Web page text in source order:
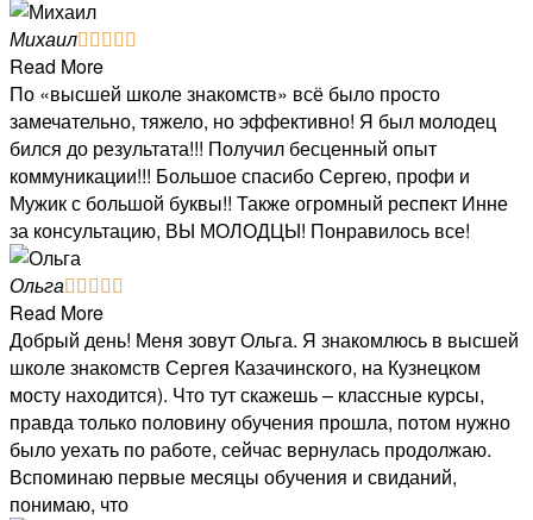
Михаил    
Read More
По «высшей школе знакомств» всё было просто
замечательно, тяжело, но эффективно! Я был молодец
бился до результата!!! Получил бесценный опыт
коммуникации!!! Большое спасибо Сергею, профи и
Мужик с большой буквы!! Также огромный респект Инне
за консультацию, ВЫ МОЛОДЦЫ! Понравилось все!
Ольга    
Read More
Добрый день! Меня зовут Ольга. Я знакомлюсь в высшей
школе знакомств Сергея Казачинского, на Кузнецком
мосту находится). Что тут скажешь – классные курсы,
правда только половину обучения прошла, потом нужно
было уехать по работе, сейчас вернулась продолжаю.
Вспоминаю первые месяцы обучения и свиданий,
понимаю, что